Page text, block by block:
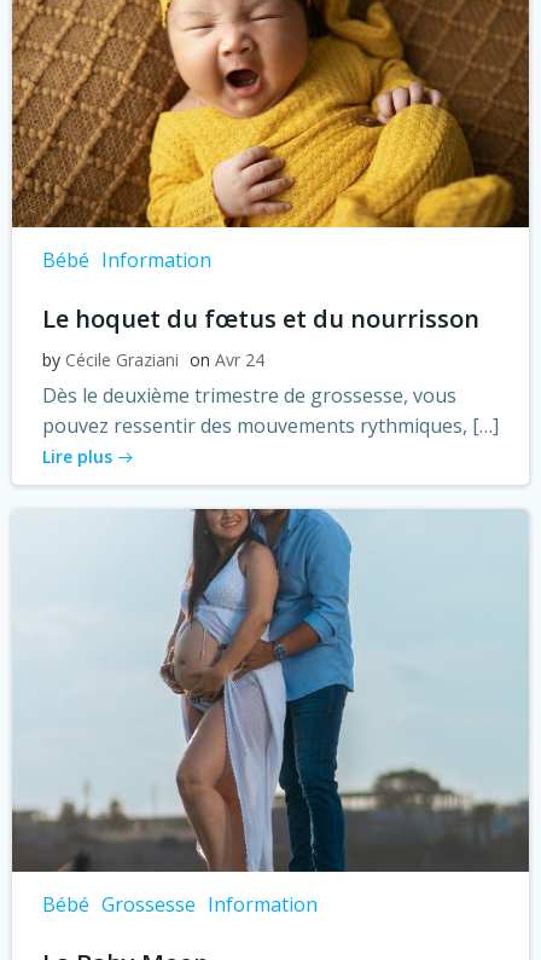
Bébé Information
Le hoquet du fœtus et du nourrisson
by Cécile Graziani on Avr 24
Dès le deuxième trimestre de grossesse, vous
pouvez ressentir des mouvements rythmiques, […]
Lire plus
Bébé Grossesse Information